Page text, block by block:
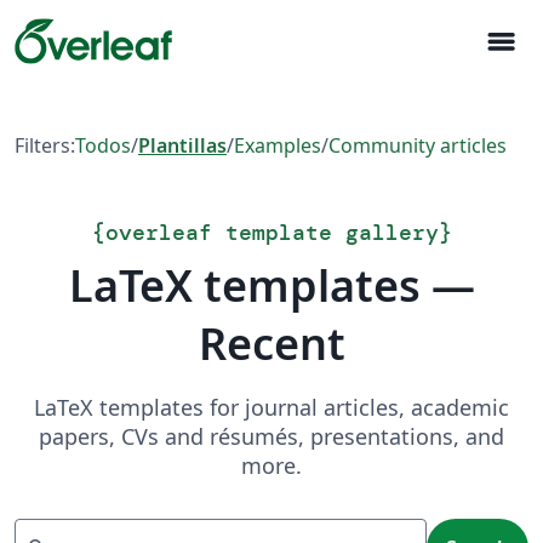
menu
Filters:Todos/Plantillas/Examples/Community articles
{overleaf template gallery}
LaTeX templates —
Recent
LaTeX templates for journal articles, academic
papers, CVs and résumés, presentations, and
more.